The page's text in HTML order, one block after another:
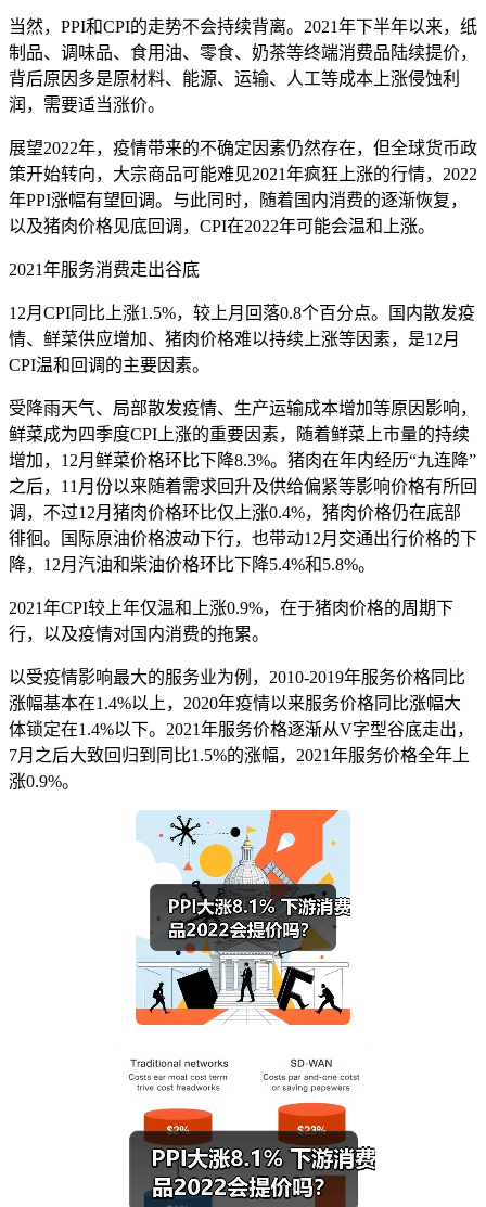
当然，PPI和CPI的走势不会持续背离。2021年下半年以来，纸
制品、调味品、食用油、零食、奶茶等终端消费品陆续提价，
背后原因多是原材料、能源、运输、人工等成本上涨侵蚀利
润，需要适当涨价。
展望2022年，疫情带来的不确定因素仍然存在，但全球货币政
策开始转向，大宗商品可能难见2021年疯狂上涨的行情，2022
年PPI涨幅有望回调。与此同时，随着国内消费的逐渐恢复，
以及猪肉价格见底回调，CPI在2022年可能会温和上涨。
2021年服务消费走出谷底
12月CPI同比上涨1.5%，较上月回落0.8个百分点。国内散发疫
情、鲜菜供应增加、猪肉价格难以持续上涨等因素，是12月
CPI温和回调的主要因素。
受降雨天气、局部散发疫情、生产运输成本增加等原因影响，
鲜菜成为四季度CPI上涨的重要因素，随着鲜菜上市量的持续
增加，12月鲜菜价格环比下降8.3%。猪肉在年内经历“九连降”
之后，11月份以来随着需求回升及供给偏紧等影响价格有所回
调，不过12月猪肉价格环比仅上涨0.4%，猪肉价格仍在底部
徘徊。国际原油价格波动下行，也带动12月交通出行价格的下
降，12月汽油和柴油价格环比下降5.4%和5.8%。
2021年CPI较上年仅温和上涨0.9%，在于猪肉价格的周期下
行，以及疫情对国内消费的拖累。
以受疫情影响最大的服务业为例，2010-2019年服务价格同比
涨幅基本在1.4%以上，2020年疫情以来服务价格同比涨幅大
体锁定在1.4%以下。2021年服务价格逐渐从V字型谷底走出，
7月之后大致回归到同比1.5%的涨幅，2021年服务价格全年上
涨0.9%。